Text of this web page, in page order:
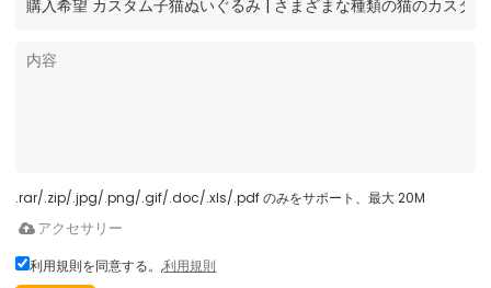
.rar/.zip/.jpg/.png/.gif/.doc/.xls/.pdf のみをサポート、最大 20M
アクセサリー
利用規則を同意する。,利用規則